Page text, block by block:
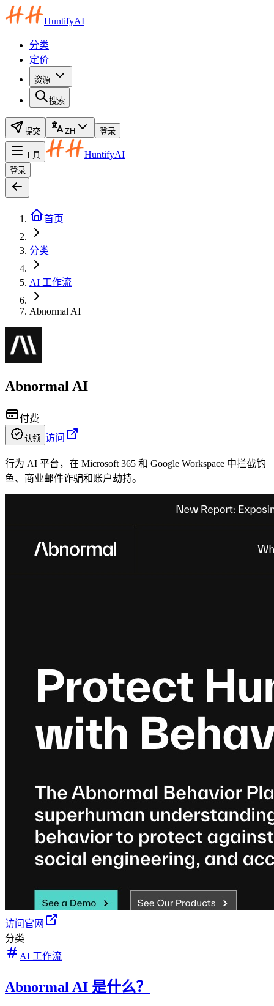
HuntifyAI
分类
定价
资源
搜索
提交 ZH 登录
工具 HuntifyAI
登录
首页
分类
AI 工作流
Abnormal AI
Abnormal AI
付费
认领 访问
行为 AI 平台，在 Microsoft 365 和 Google Workspace 中拦截钓
鱼、商业邮件诈骗和账户劫持。
访问官网
分类
AI 工作流
Abnormal AI 是什么？